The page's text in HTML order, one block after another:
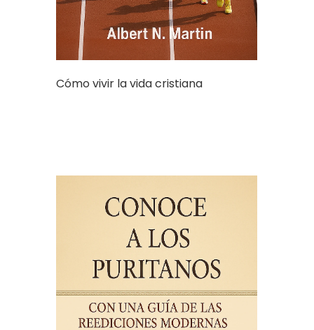
Cómo vivir la vida cristiana